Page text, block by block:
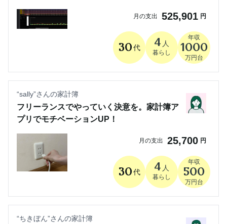
月の支出 525,901 円
30代 4 人
暮らし
年収
1000
万円台
“sally”さんの家計簿
フリーランスでやっていく決意を。家計簿ア
プリでモチベーションUP！
月の支出 25,700 円
30代 4 人
暮らし
年収
500
万円台
“ちきぼん”さんの家計簿